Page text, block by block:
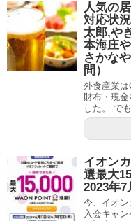
人気の
対応状
太郎,や
本海庄
さかな
間）
外食産業
財布・現
した。 で
イオン
選最大
2023年7
今、イオ
入会キャ